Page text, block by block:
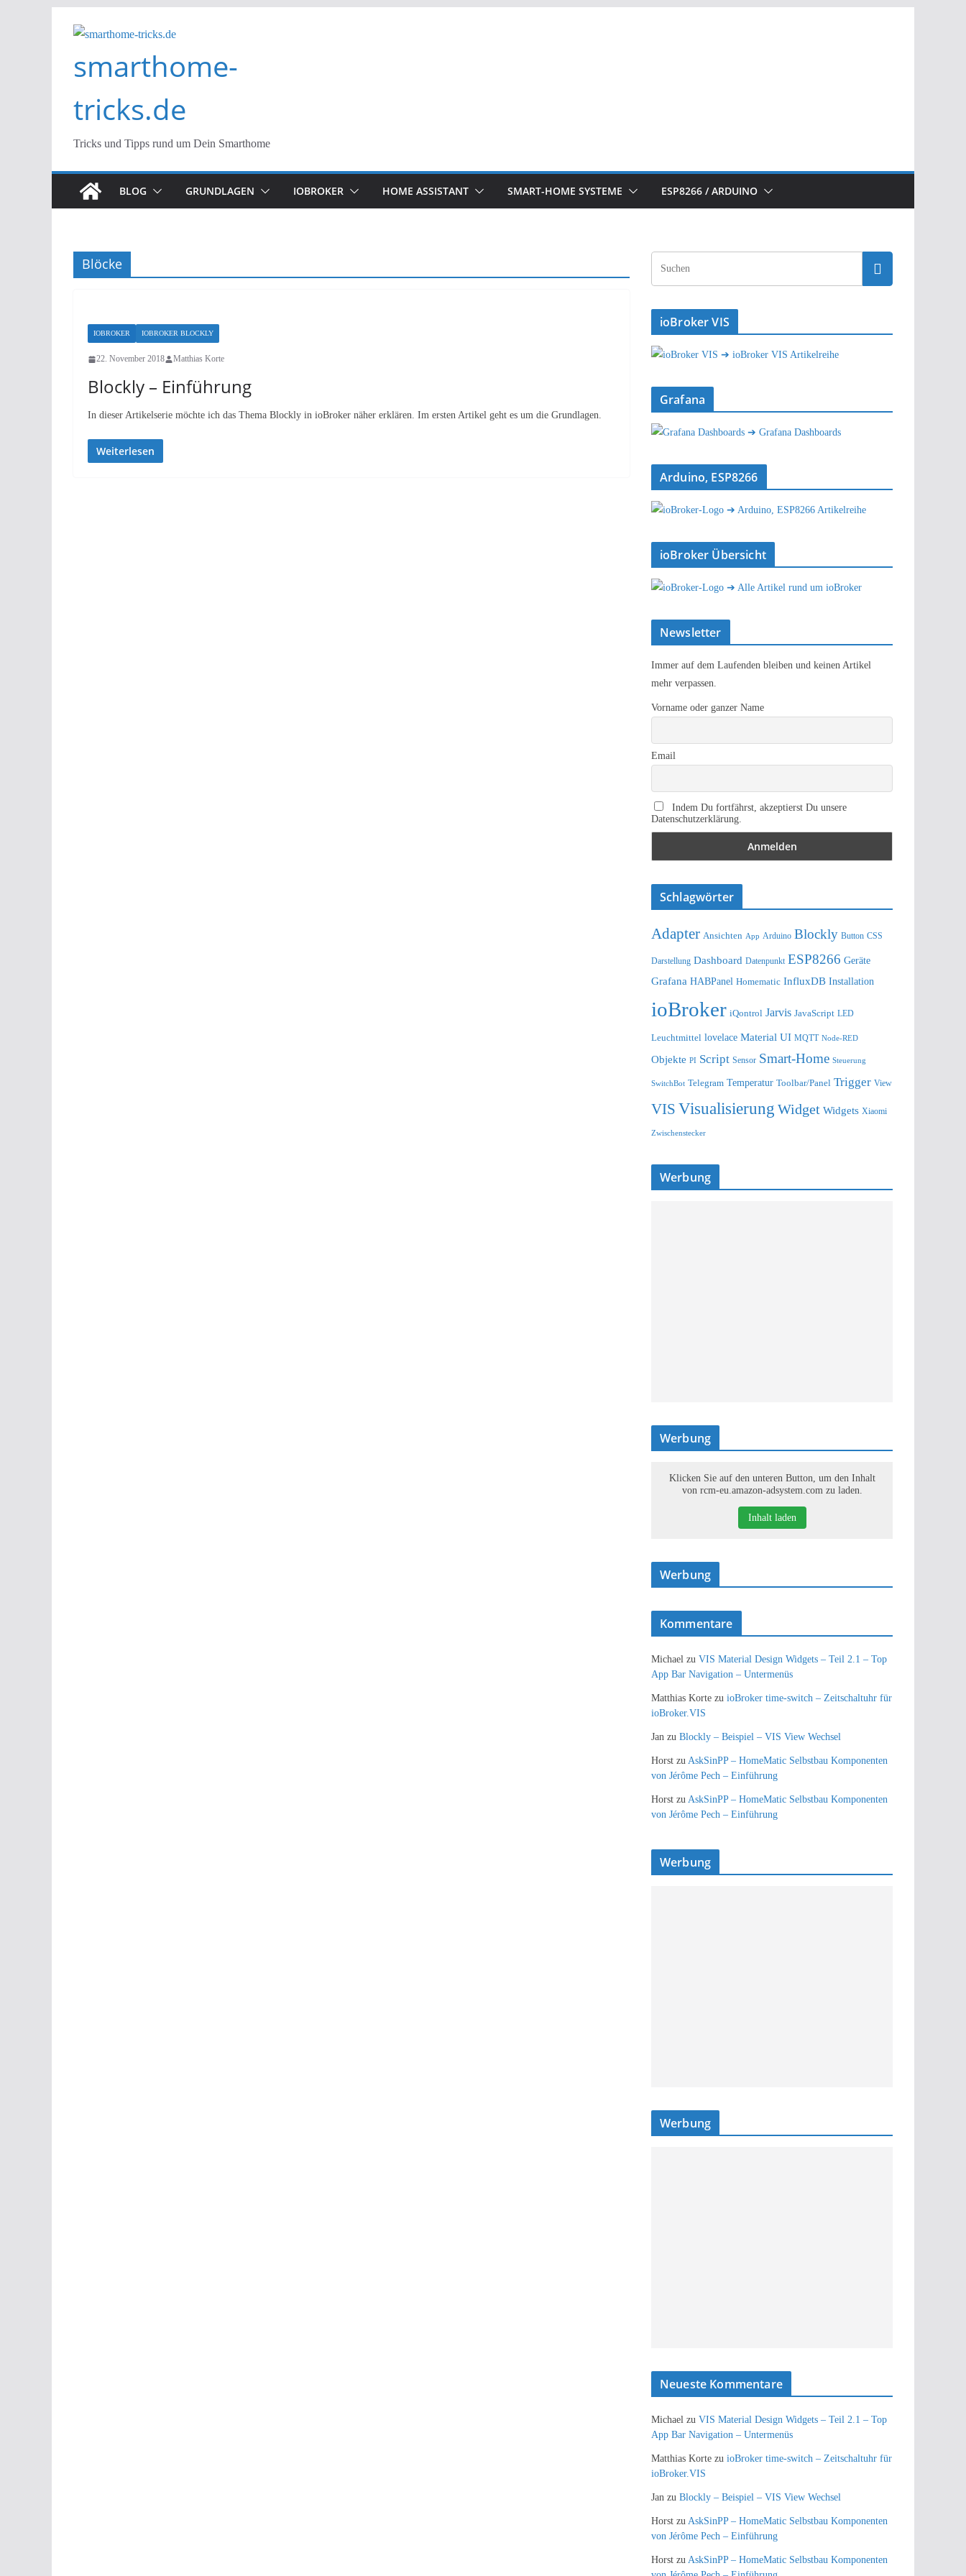
Inhalt
smarthome-
tricks.de
Tricks und Tipps rund um Dein Smarthome
BLOG GRUNDLAGEN IOBROKER HOME ASSISTANT SMART-HOME SYSTEME ESP8266 / ARDUINO
Blöcke
IOBROKER IOBROKER BLOCKLY
22. November 2018 Matthias Korte
Blockly – Einführung
In dieser Artikelserie möchte ich das Thema Blockly in ioBroker näher erklären. Im ersten Artikel geht es um die Grundlagen.
Weiterlesen
ioBroker VIS
➔ ioBroker VIS Artikelreihe
Grafana
➔ Grafana Dashboards
Arduino, ESP8266
➔ Arduino, ESP8266 Artikelreihe
ioBroker Übersicht
➔ Alle Artikel rund um ioBroker
Newsletter
Immer auf dem Laufenden bleiben und keinen Artikel
mehr verpassen.
Vorname oder ganzer Name
Email
Indem Du fortfährst, akzeptierst Du unsere
Datenschutzerklärung.
Schlagwörter
Adapter Ansichten App Arduino Blockly Button CSS
Darstellung Dashboard Datenpunkt ESP8266 Geräte
Grafana HABPanel Homematic InfluxDB Installation
ioBroker iQontrol Jarvis JavaScript LED
Leuchtmittel lovelace Material UI MQTT Node-RED
Objekte PI Script Sensor Smart-Home Steuerung
SwitchBot Telegram Temperatur Toolbar/Panel Trigger View
VIS Visualisierung Widget Widgets Xiaomi
Zwischenstecker
Werbung
Werbung
Klicken Sie auf den unteren Button, um den Inhalt
von rcm-eu.amazon-adsystem.com zu laden.
Inhalt laden
Werbung
Kommentare
Michael zu VIS Material Design Widgets – Teil 2.1 – Top
App Bar Navigation – Untermenüs
Matthias Korte zu ioBroker time-switch – Zeitschaltuhr für
ioBroker.VIS
Jan zu Blockly – Beispiel – VIS View Wechsel
Horst zu AskSinPP – HomeMatic Selbstbau Komponenten
von Jérôme Pech – Einführung
Horst zu AskSinPP – HomeMatic Selbstbau Komponenten
von Jérôme Pech – Einführung
Werbung
Werbung
Neueste Kommentare
Michael zu VIS Material Design Widgets – Teil 2.1 – Top
App Bar Navigation – Untermenüs
Matthias Korte zu ioBroker time-switch – Zeitschaltuhr für
ioBroker.VIS
Jan zu Blockly – Beispiel – VIS View Wechsel
Horst zu AskSinPP – HomeMatic Selbstbau Komponenten
von Jérôme Pech – Einführung
Horst zu AskSinPP – HomeMatic Selbstbau Komponenten